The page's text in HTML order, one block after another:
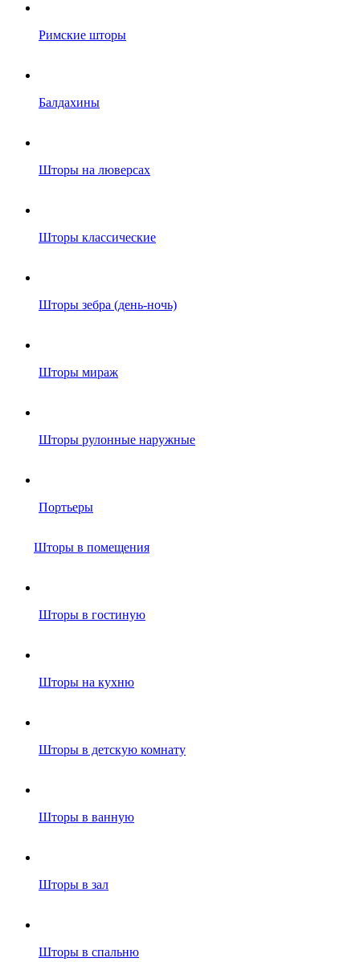
Римские шторы
Балдахины
Шторы на люверсах
Шторы классические
Шторы зебра (день-ночь)
Шторы мираж
Шторы рулонные наружные
Портьеры
Шторы в помещения
Шторы в гостиную
Шторы на кухню
Шторы в детскую комнату
Шторы в ванную
Шторы в зал
Шторы в спальню